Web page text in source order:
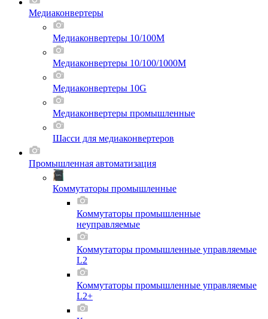
Медиаконвертеры
Медиаконвертеры 10/100M
Медиаконвертеры 10/100/1000M
Медиаконвертеры 10G
Медиаконвертеры промышленные
Шасси для мeдиаконвертеров
Промышленная автоматизация
Коммутаторы промышленные
Коммутаторы промышленные
неуправляемые
Коммутаторы промышленные управляемые
L2
Коммутаторы промышленные управляемые
L2+